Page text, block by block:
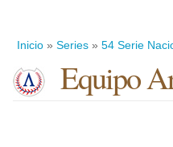
Inicio » Series » 54 Serie
Equipo